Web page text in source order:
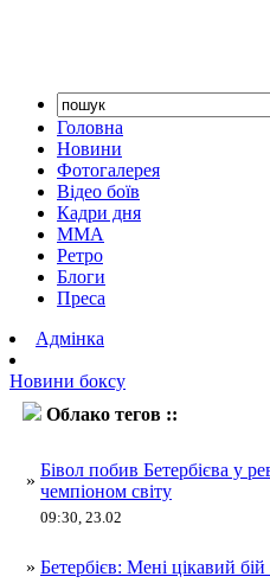
Головна
Новини
Фотогалерея
Відео боїв
Кадри дня
ММА
Ретро
Блоги
Преса
Адмінка
Новини боксу
Облако тегов ::
»
Бівол побив Бетербієва у
чемпіоном світу
09:30, 23.02
» Бетербієв: Мені цікавий